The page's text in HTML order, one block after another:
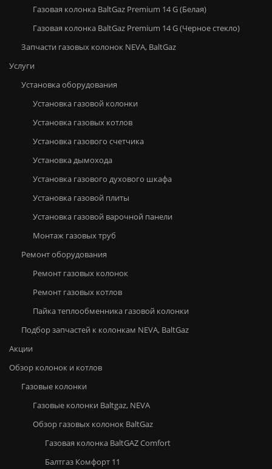
Газовая колонка BaltGaz Premium 14 G (Белая)
Газовая колонка BaltGaz Premium 14 G (Черное стекло)
Запчасти газовых колонок NEVA, BaltGaz
Услуги
Установка оборудования
Установка газовой колонки
Установка газовых котлов
Установка газового счетчика
Установка дымохода
Установка газового духового шкафа
Установка газовой плиты
Установка газовой варочной панели
Монтаж газовых труб
Ремонт оборудования
Ремонт газовых колонок
Ремонт газовых котлов
Пайка теплообменника газовой колонки
Подбор запчастей к колонкам NEVA, BaltGaz
Акции
Обзор колонок и котлов
Газовые колонки
Газовые колонки Baltgaz, NEVA
Обзор газовых колонок BaltGaz
Газовая колонка BaltGAZ Comfort
Балтгаз Комфорт 11